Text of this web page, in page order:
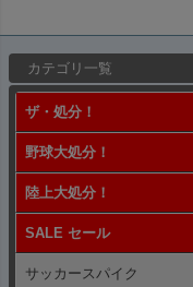
カテゴリ一覧
ザ・処分！
野球大処分！
陸上大処分！
SALE セール
サッカースパイク